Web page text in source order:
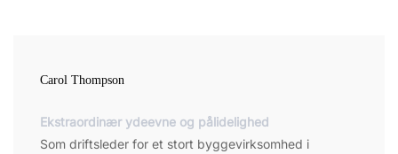
Carol Thompson
Ekstraordinær ydeevne og pålidelighed
Som driftsleder for et stort byggevirksomhed i